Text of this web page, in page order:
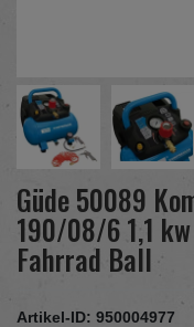
Güde 50089
190/08/6 1,1
Fahrrad Ball
Artikel-ID: 950004977